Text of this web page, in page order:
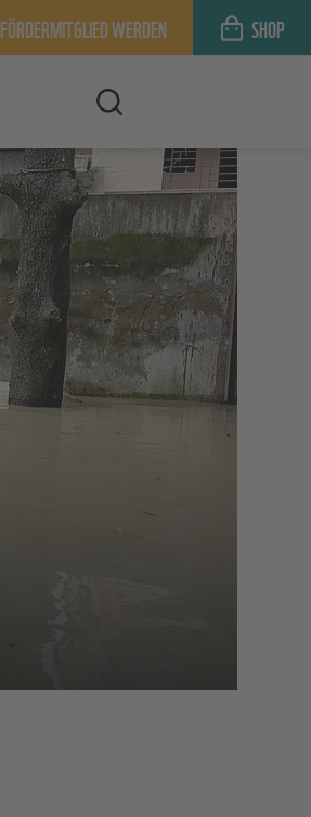
FÖRDERMITGLIED WERDEN SHOP